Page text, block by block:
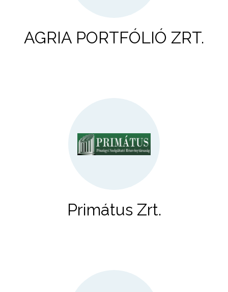
AGRIA PORTFÓLIÓ ZRT.
Primátus Zrt.